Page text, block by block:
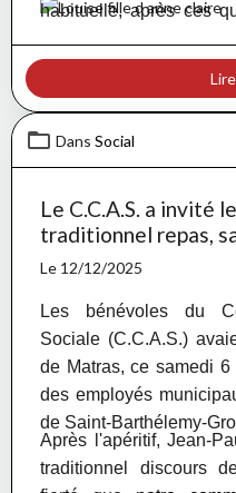
habituelle, après ces
Dans Social
Le C.C.A.S. a invité
traditionnel repas,
Le 12/12/2025
Les bénévoles du
Sociale (C.C.A.S.)
de Matras, ce samedi
des employés
de Saint-Barthélemy-
Après l'apéritif, Jean-
traditionnel discours